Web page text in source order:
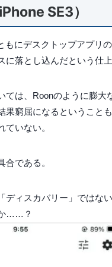
SE3）
もにデスクトップアプリ
に落とし込んだという仕上
は、Roonのように膨大
果窮屈になるということ
ていない。
である。
ィスカバリー」ではない
……？